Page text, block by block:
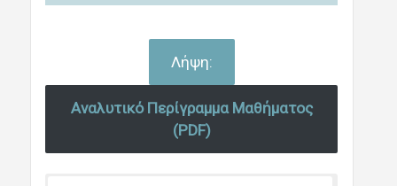
Λήψη:
Αναλυτικό Περίγραμμα Μαθήματος
(PDF)